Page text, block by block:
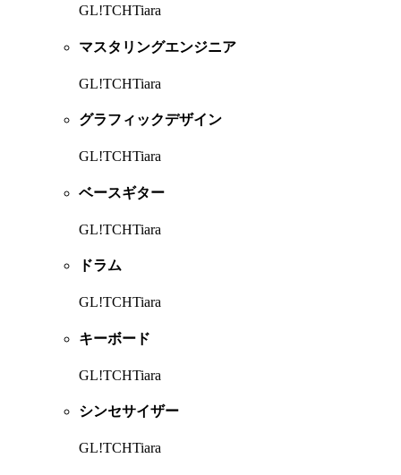
GL!TCHTiara
マスタリングエンジニア
GL!TCHTiara
グラフィックデザイン
GL!TCHTiara
ベースギター
GL!TCHTiara
ドラム
GL!TCHTiara
キーボード
GL!TCHTiara
シンセサイザー
GL!TCHTiara